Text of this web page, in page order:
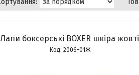
Лапи боксерські BOXER шкіра жовті
2006-01Ж